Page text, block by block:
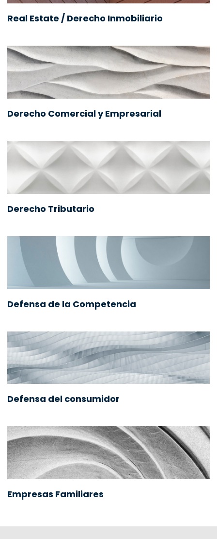
Real Estate / Derecho Inmobiliario
Derecho Comercial y Empresarial
Derecho Tributario
Defensa de la Competencia
Defensa del consumidor
Empresas Familiares